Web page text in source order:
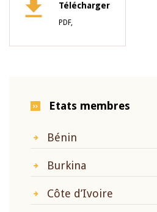
Télécharger
PDF,
Etats membres
Bénin
Burkina
Côte d’Ivoire